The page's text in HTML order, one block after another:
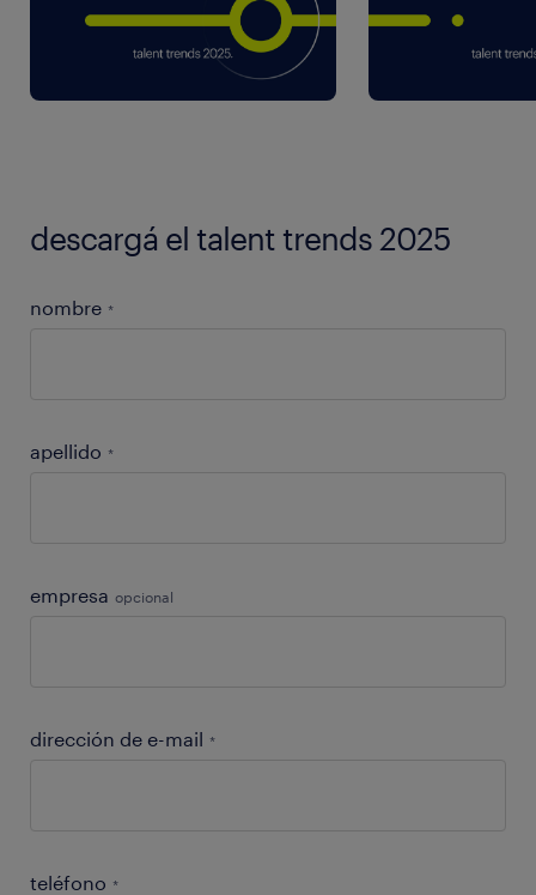
descargá el talent trends 2025
nombre *
apellido *
empresa opcional
dirección de e-mail *
teléfono *